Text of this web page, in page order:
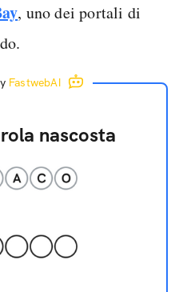
, uno dei portali di
FastwebAI
nascosta